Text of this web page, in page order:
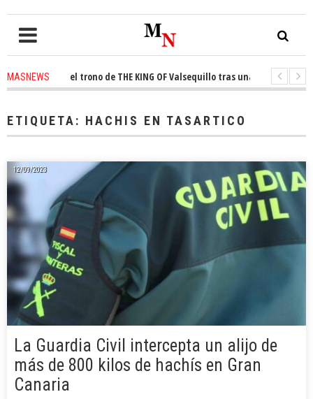
MASNEWSel trono de THE KING OF Valsequillo tras una jornada de
ETIQUETA: HACHIS EN TASARTICO
12/09/2023
La Guardia Civil intercepta un alijo de
más de 800 kilos de hachís en Gran
Canaria